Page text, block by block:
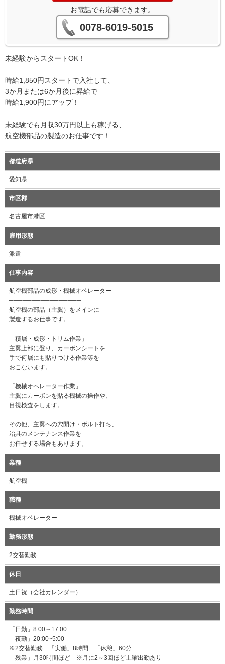
お電話でも応募できます。
0078-6019-5015
未経験からスタートOK！
時給1,850円スタートで入社して、
3か月または6か月後に昇給で
時給1,900円にアップ！
未経験でも月収30万円以上も稼げる、
航空機部品の製造のお仕事です！
都道府県
愛知県
市区郡
名古屋市港区
雇用形態
派遣
仕事内容
航空機部品の成形・機械オペレーター
────────────────
航空機の部品（主翼）をメインに
製造するお仕事です。
「積層・成形・トリム作業」
主翼上部に登り、カーボンシートを
手で何層にも貼りつける作業等を
おこないます。
「機械オペレーター作業」
主翼にカーボンを貼る機械の操作や、
目視検査をします。
その他、主翼への穴開け・ボルト打ち、
冶具のメンテナンス作業を
お任せする場合もあります。
業種
航空機
職種
機械オペレーター
勤務形態
2交替勤務
休日
土日祝（会社カレンダー）
勤務時間
「日勤」8:00～17:00
「夜勤」20:00~5:00
※2交替勤務 「実働」8時間 「休憩」60分
「残業」月30時間ほど ※月に2～3回ほど土曜出勤あり